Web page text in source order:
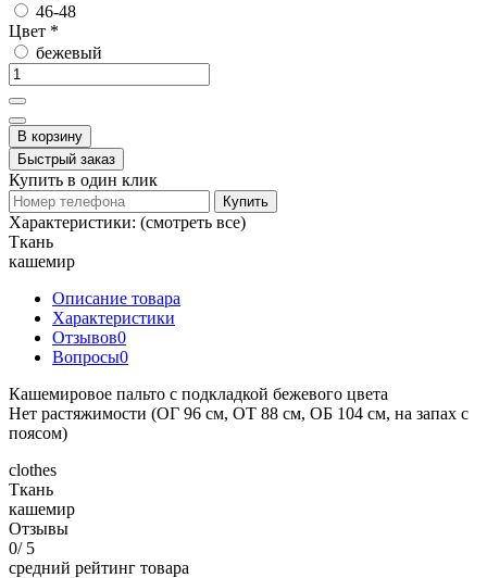
46-48
Цвет *
бежевый
В корзину
Быстрый заказ
Купить в один клик
Купить
Характеристики: (смотреть все)
Ткань
кашемир
Описание товара
Характеристики
Отзывов0
Вопросы0
Кашемировое пальто с подкладкой бежевого цвета
Нет растяжимости (ОГ 96 см, ОТ 88 см, ОБ 104 см, на запах с
поясом)
clothes
Ткань
кашемир
Отзывы
0/ 5
средний рейтинг товара